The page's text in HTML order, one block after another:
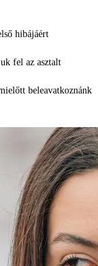
hibájáért
fel az asztalt
beleavatkoznánk